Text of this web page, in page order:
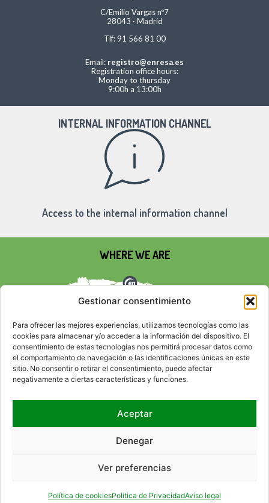
Gestionar consentimiento
Para ofrecer las mejores experiencias, utilizamos tecnologías como las
cookies para almacenar y/o acceder a la información del dispositivo. El
consentimiento de estas tecnologías nos permitirá procesar datos como
el comportamiento de navegación o las identificaciones únicas en este
sitio. No consentir o retirar el consentimiento, puede afectar
negativamente a ciertas características y funciones.
Aceptar
Denegar
Ver preferencias
Política de cookiesPolítica de PrivacidadAviso legal
C/Emilio Vargas nº7
28043 · Madrid
Tlf: 91 566 81 00
Email: registro@enresa.es
Registration office hours:
Monday to thursday
9:00h a 13:00h
INTERNAL INFORMATION CHANNEL
Access to the internal information channel
WHERE WE ARE
SOCIAL NETWORKS
© 2026 EMPRESA NACIONAL DE RESIDUOS RADIACTIVOS, S.A., S.M.E. (ENRESA).
ACCESIBILITYLEGAL ADVICE